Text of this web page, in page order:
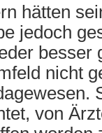
hätten
jedoch
besser
nicht
von